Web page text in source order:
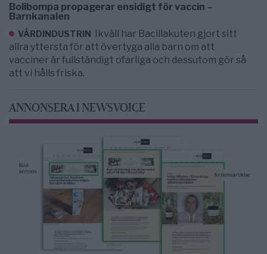
Bolibompa propagerar ensidigt för vaccin –
Barnkanalen
VÅRDINDUSTRIN Ikväll har Bacillakuten gjort sitt
allra yttersta för att övertyga alla barn om att
vacciner är fullständigt ofarliga och dessutom gör så
att vi hålls friska.
ANNONSERA I NEWSVOICE